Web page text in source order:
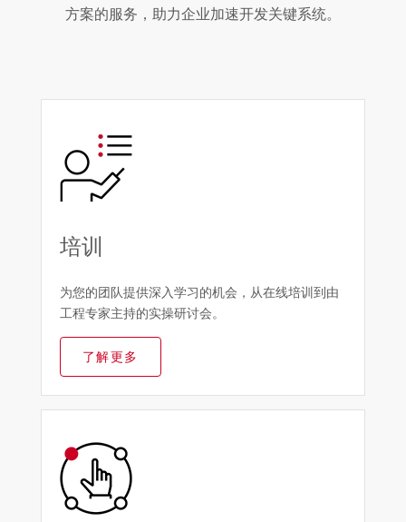
方案的服务，助力企业加速开发关键系统。
培训
为您的团队提供深入学习的机会，从在线培训到由
工程专家主持的实操研讨会。
了解更多